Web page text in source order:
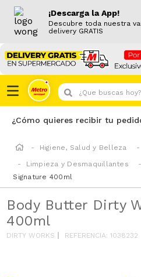
¡Descarga la App!
Descubre toda nuestra
delivery GRATIS
¿Que buscas hoy?
¿Cómo quieres recibir tu
Higiene, Salud y Belleza
Limpieza y Desmaquillantes
Signature 400ml
Body Butter Dirty
400ml
DIRTY WORKS REFERENCIA:1038232